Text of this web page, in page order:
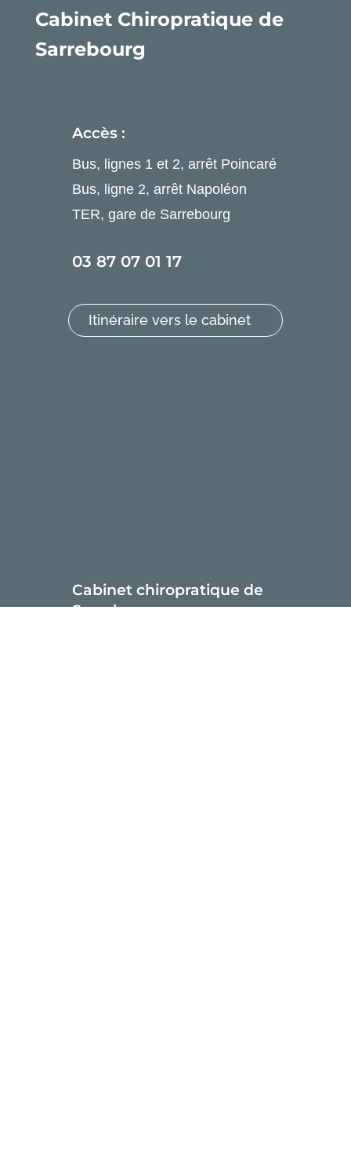
Cabinet Chiropratique de
Sarrebourg
Accès :
Bus, lignes 1 et 2, arrêt Poincaré
Bus, ligne 2, arrêt Napoléon
TER, gare de Sarrebourg
03 87 07 01 17
Itinéraire vers le cabinet
Cabinet chiropratique de
Sarrebourg :